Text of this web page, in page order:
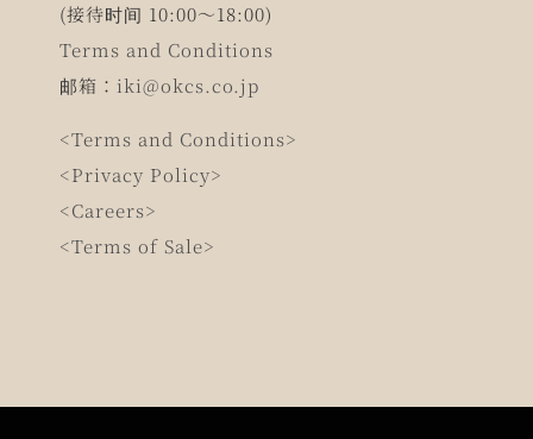
(接待时间 10:00～18:00)
Terms and Conditions
邮箱： iki@okcs.co.jp
<Terms and Conditions>
<Privacy Policy>
<Careers>
<Terms of Sale>